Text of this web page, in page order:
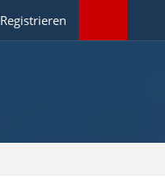
Registrieren